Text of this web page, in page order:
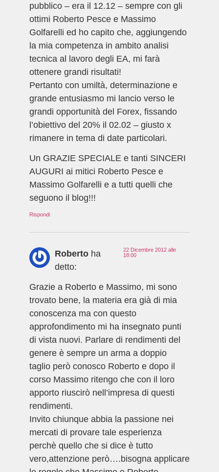
pubblico – era il 12.12 – sempre con gli
ottimi Roberto Pesce e Massimo
Golfarelli ed ho capito che, aggiungendo
la mia competenza in ambito analisi
tecnica al lavoro degli EA, mi farà
ottenere grandi risultati!
Pertanto con umiltà, determinazione e
grande entusiasmo mi lancio verso le
grandi opportunità del Forex, fissando
l’obiettivo del 20% il 02.02 – giusto x
rimanere in tema di date particolari.
Un GRAZIE SPECIALE e tanti SINCERI
AUGURI ai mitici Roberto Pesce e
Massimo Golfarelli e a tutti quelli che
seguono il blog!!!
Rispondi
Roberto ha
detto:
22 Dicembre 2012 alle
18:00
Grazie a Roberto e Massimo, mi sono
trovato bene, la materia era già di mia
conoscenza ma con questo
approfondimento mi ha insegnato punti
di vista nuovi. Parlare di rendimenti del
genere è sempre un arma a doppio
taglio però conosco Roberto e dopo il
corso Massimo ritengo che con il loro
apporto riuscirò nell’impresa di questi
rendimenti.
Invito chiunque abbia la passione nei
mercati di provare tale esperienza
perchè quello che si dice è tutto
vero,attenzione però….bisogna applicare